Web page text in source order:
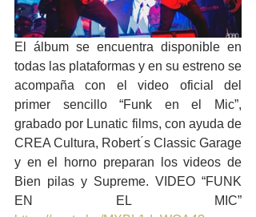
El álbum se encuentra disponible en
todas las plataformas y en su estreno se
acompaña con el video oficial del
primer sencillo “Funk en el Mic”,
grabado por Lunatic films, con ayuda de
CREA Cultura, Robert ́s Classic Garage
y en el horno preparan los videos de
Bien pilas y Supreme. VIDEO “FUNK